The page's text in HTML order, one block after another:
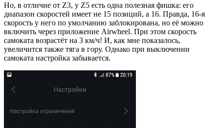
Но, в отличие от Z3, у Z5 есть одна полезная фишка: его
диапазон скоростей имеет не 15 позиций, а 16. Правда, 16-я
скорость у него по умолчанию заблокирована, но её можно
включить через приложение Airwheel. При этом скорость
самоката возрастёт на 3 км/ч! И, как мне показалось,
увеличится также тяга в гору. Однако при выключении
самоката настройка забывается.